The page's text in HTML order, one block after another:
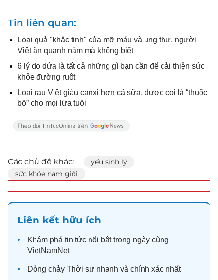
Tin liên quan
Loại quả "khắc tinh" của mỡ máu và ung thư, người
Việt ăn quanh năm mà không biết
6 lý do dứa là tất cả những gì bạn cần để cải thiện sức
khỏe đường ruột
Loại rau Việt giàu canxi hơn cả sữa, được coi là “thuốc
bổ” cho mọi lứa tuổi
Các chủ đề khác:
yếu sinh lý
sức khỏe nam giới
Liên kết hữu ích
Khám phá tin tức nổi bật trong ngày cùng
VietNamNet
Dòng chảy Thời sự nhanh và chính xác nhất